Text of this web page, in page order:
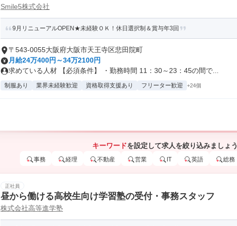
Smile5株式会社
9月リニューアルOPEN★未経験ＯＫ！休日選択制＆賞与年3回
〒543-0055大阪府大阪市天王寺区悲田院町
月給24万400円～34万2100円
求めている人材 【必須条件】 ・勤務時間 11：30～23：45の間で...
制服あり 業界未経験歓迎 資格取得支援あり フリーター歓迎 +24個
キーワードを設定して求人を絞り込みましょう
事務 経理 不動産 営業 IT 英語 総務
正社員
昼から働ける高校生向け学習塾の受付・事務スタッフ
株式会社高等進学塾